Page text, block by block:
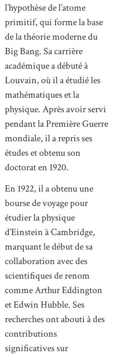
l’hypothèse de l’atome
primitif, qui forme la base
de la théorie moderne du
Big Bang. Sa carrière
académique a débuté à
Louvain, où il a étudié les
mathématiques et la
physique. Après avoir servi
pendant la Première Guerre
mondiale, il a repris ses
études et obtenu son
doctorat en 1920.
En 1922, il a obtenu une
bourse de voyage pour
étudier la physique
d’Einstein à Cambridge,
marquant le début de sa
collaboration avec des
scientifiques de renom
comme Arthur Eddington
et Edwin Hubble. Ses
recherches ont abouti à des
contributions
significatives sur